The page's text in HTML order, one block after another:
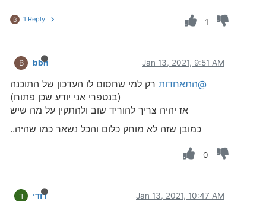
B 1 Reply 1
B bbn Jan 13, 2021, 9:51 AM
@התאחדות רק למי שחסום לו העדכון של התוכנה
(בנטפרי אני יודע שכן פתוח)
אז יהיה צריך להוריד שוב ולהתקין על מה שיש
כמובן שזה לא מוחק כלום והכל נשאר כמו שהיה..
0
ד דודי Jan 13, 2021, 10:47 AM